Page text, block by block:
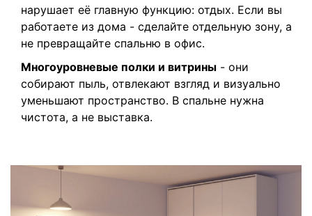
нарушает её главную функцию: отдых. Если вы
работаете из дома - сделайте отдельную зону, а
не превращайте спальню в офис.
Многоуровневые полки и витрины - они
собирают пыль, отвлекают взгляд и визуально
уменьшают пространство. В спальне нужна
чистота, а не выставка.